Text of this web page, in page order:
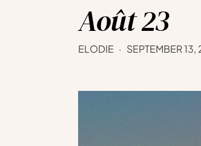
Août 23
ELODIE SEPTEMBER